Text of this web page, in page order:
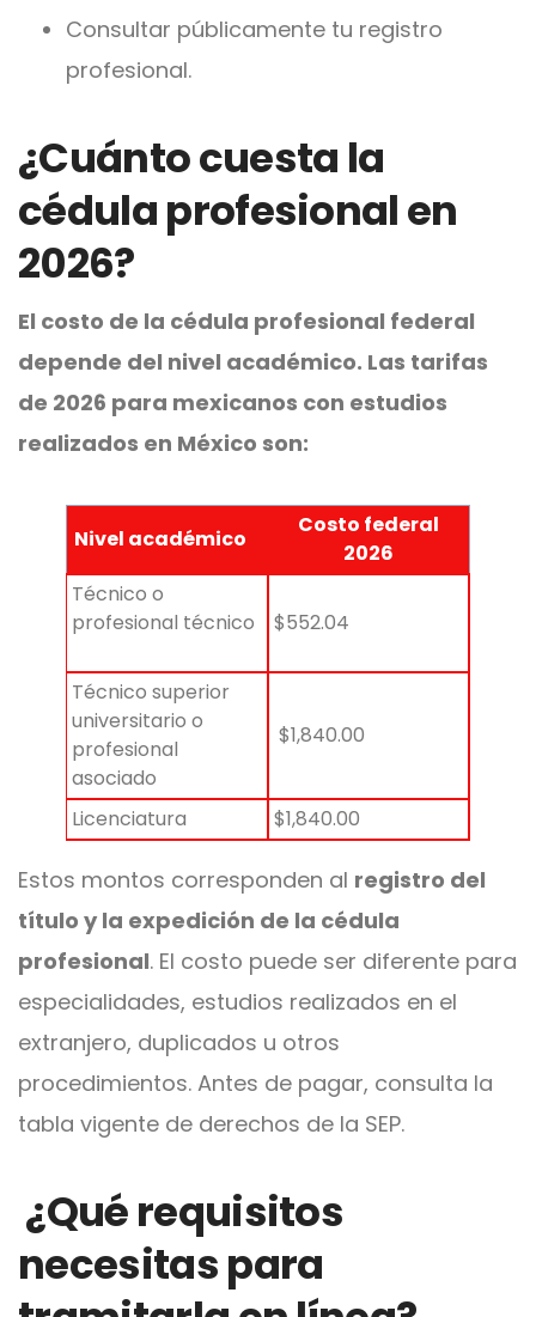
Consultar públicamente tu registro
profesional.
¿Cuánto cuesta la
cédula profesional en
2026?
El costo de la cédula profesional federal
depende del nivel académico. Las tarifas
de 2026 para mexicanos con estudios
realizados en México son:
Nivel académico
Costo federal
2026
Técnico o
profesional técnico
$552.04
Técnico superior
universitario o
profesional
asociado
$1,840.00
Licenciatura $1,840.00
Estos montos corresponden al registro del
título y la expedición de la cédula
profesional. El costo puede ser diferente para
especialidades, estudios realizados en el
extranjero, duplicados u otros
procedimientos. Antes de pagar, consulta la
tabla vigente de derechos de la SEP.
¿Qué requisitos
necesitas para